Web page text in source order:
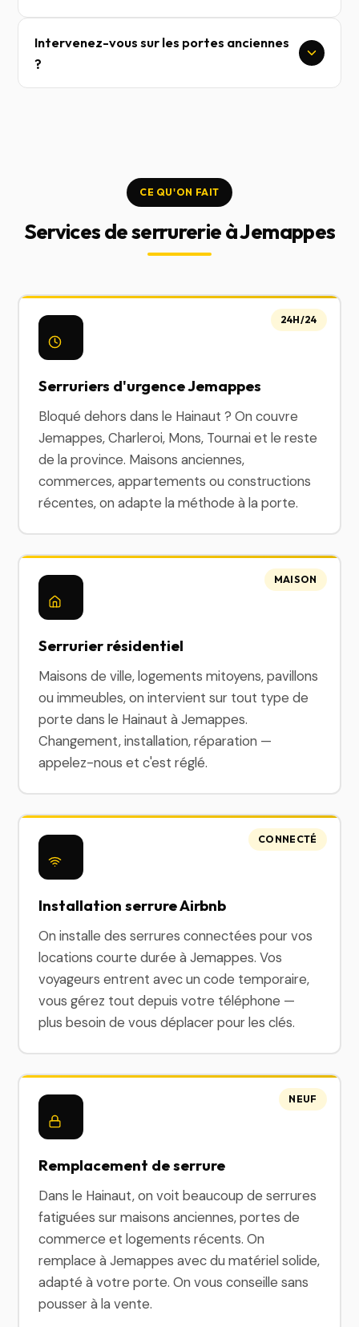
Intervenez-vous sur les portes anciennes
?
CE QU'ON FAIT
Services de serrurerie à Jemappes
Serruriers d'urgence Jemappes
Bloqué dehors dans le Hainaut ? On couvre
Jemappes, Charleroi, Mons, Tournai et le reste
de la province. Maisons anciennes,
commerces, appartements ou constructions
récentes, on adapte la méthode à la porte.
24H/24
Serrurier résidentiel
Maisons de ville, logements mitoyens, pavillons
ou immeubles, on intervient sur tout type de
porte dans le Hainaut à Jemappes.
Changement, installation, réparation —
appelez-nous et c'est réglé.
MAISON
Installation serrure Airbnb
On installe des serrures connectées pour vos
locations courte durée à Jemappes. Vos
voyageurs entrent avec un code temporaire,
vous gérez tout depuis votre téléphone —
plus besoin de vous déplacer pour les clés.
CONNECTÉ
Remplacement de serrure
Dans le Hainaut, on voit beaucoup de serrures
fatiguées sur maisons anciennes, portes de
commerce et logements récents. On
remplace à Jemappes avec du matériel solide,
adapté à votre porte. On vous conseille sans
pousser à la vente.
NEUF